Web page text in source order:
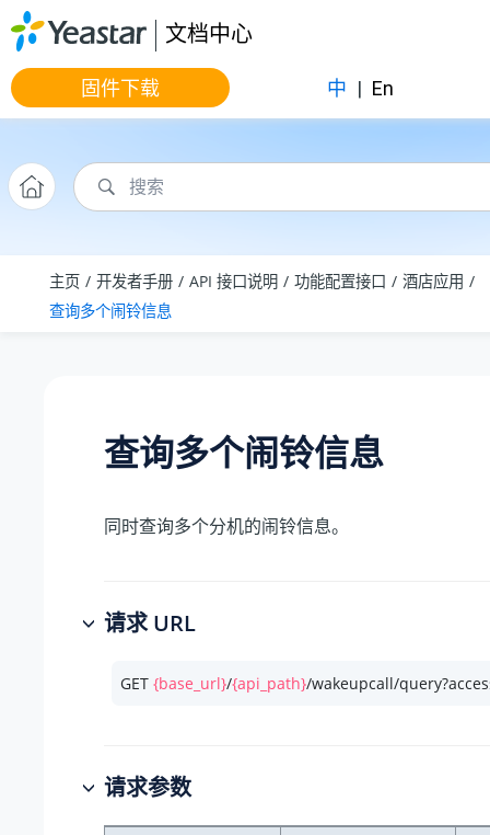
跳转到主要内容
文档中心
固件下载 中 | En
主页 开发者手册 API 接口说明 功能配置接口
酒店应用
查询多个闹铃信息
查询多个闹铃信息
同时查询多个分机的闹铃信息。
请求 URL
GET {base_url}/{api_path}/wakeupcall/
请求参数